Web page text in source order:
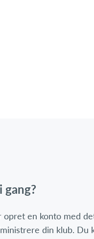
gang?
opret en konto med
din klub. Du